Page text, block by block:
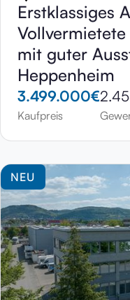
Erstklassiges
mit guter
Heppenheim
3.499.000€
Kaufpreis
NEU